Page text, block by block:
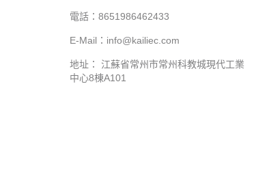
電話：8651986462433
E-Mail：info@kailiec.com
地址： 江蘇省常州市常州科教城現代工業
中心8棟A101